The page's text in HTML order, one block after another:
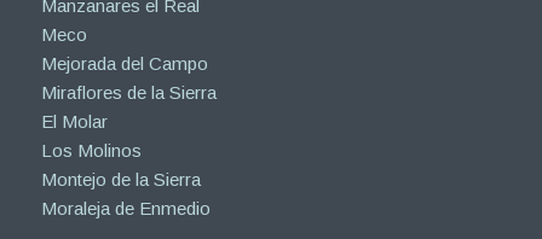
Manzanares el Real
Meco
Mejorada del Campo
Miraflores de la Sierra
El Molar
Los Molinos
Montejo de la Sierra
Moraleja de Enmedio